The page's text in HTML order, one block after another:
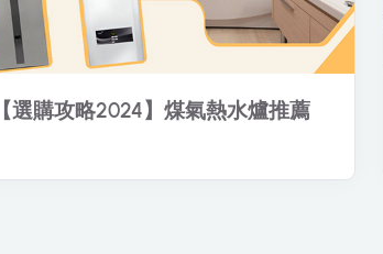
【選購攻略2024】煤氣熱水爐推薦